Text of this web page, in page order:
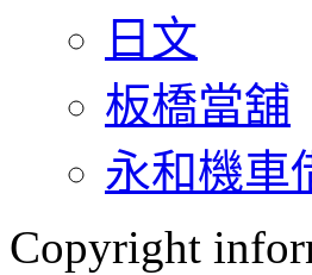
日文
板橋當舖
永和機車
Copyright